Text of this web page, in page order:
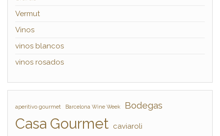
Vermut
Vinos
vinos blancos
vinos rosados
aperitivo gourmet Barcelona Wine Week Bodegas
Casa Gourmet caviaroli